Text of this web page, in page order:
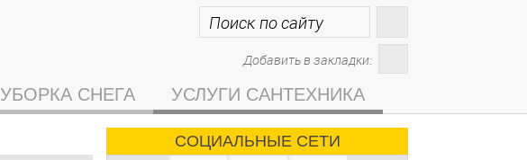
Добавить в закладки:
УБОРКА СНЕГА УСЛУГИ САНТЕХНИКА
СОЦИАЛЬНЫЕ СЕТИ